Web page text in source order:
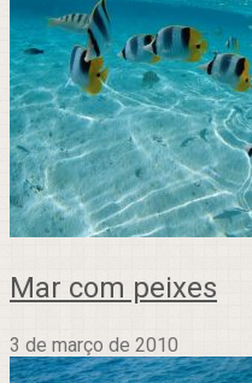
Mar com peixes
3 de março de 2010